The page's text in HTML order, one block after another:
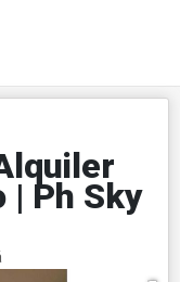
| Ph Sky